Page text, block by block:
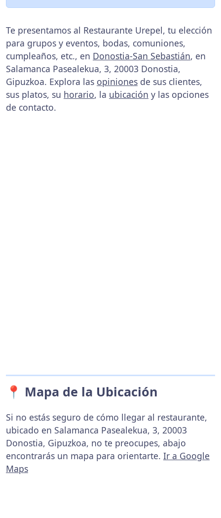
Te presentamos al Restaurante Urepel, tu elección
para grupos y eventos, bodas, comuniones,
cumpleaños, etc., en Donostia-San Sebastián, en
Salamanca Pasealekua, 3, 20003 Donostia,
Gipuzkoa. Explora las opiniones de sus clientes,
sus platos, su horario, la ubicación y las opciones
de contacto.
📍 Mapa de la Ubicación
Si no estás seguro de cómo llegar al restaurante,
ubicado en Salamanca Pasealekua, 3, 20003
Donostia, Gipuzkoa, no te preocupes, abajo
encontrarás un mapa para orientarte. Ir a Google
Maps